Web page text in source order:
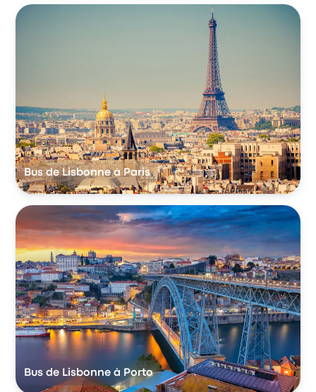
Bus de Lisbonne à Paris
Bus de Lisbonne à Porto